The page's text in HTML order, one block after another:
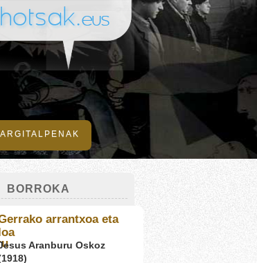
ARGITALPENAK
BORROKA
arrantxoa eta
Aranburu Oskoz